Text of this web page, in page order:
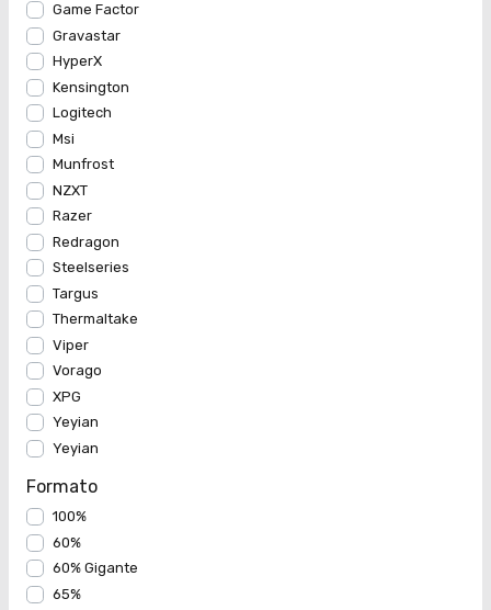
Game Factor
Gravastar
HyperX
Kensington
Logitech
Msi
Munfrost
NZXT
Razer
Redragon
Steelseries
Targus
Thermaltake
Viper
Vorago
XPG
Yeyian
Yeyian
Formato
100%
60%
60% Gigante
65%